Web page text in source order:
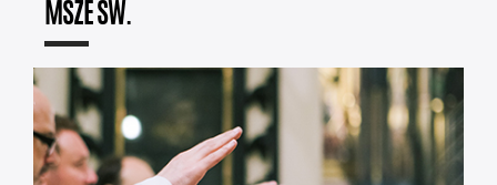
MSZE ŚW.